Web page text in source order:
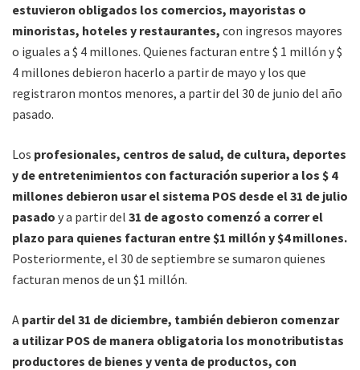
estuvieron obligados los comercios, mayoristas o
minoristas, hoteles y restaurantes, con ingresos mayores
o iguales a $ 4 millones. Quienes facturan entre $ 1 millón y $
4 millones debieron hacerlo a partir de mayo y los que
registraron montos menores, a partir del 30 de junio del año
pasado.
Los profesionales, centros de salud, de cultura, deportes
y de entretenimientos con facturación superior a los $ 4
millones debieron usar el sistema POS desde el 31 de julio
pasado y a partir del 31 de agosto comenzó a correr el
plazo para quienes facturan entre $1 millón y $4 millones.
Posteriormente, el 30 de septiembre se sumaron quienes
facturan menos de un $1 millón.
A partir del 31 de diciembre, también debieron comenzar
a utilizar POS de manera obligatoria los monotributistas
productores de bienes y venta de productos, con